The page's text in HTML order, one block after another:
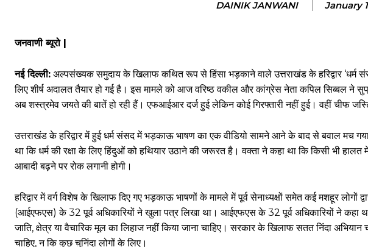
DAINIK JANWANI January
जनवाणी ब्यूरो |
नई दिल्ली: अल्पसंख्यक समुदाय के खिलाफ कथित रूप से हिंसा भड़काने वाले उत्तराखंड के हरिद्वार ‘धर्म
लिए शीर्ष अदालत तैयार हो गई है। इस मामले को आज वरिष्ठ वकील और कांग्रेस नेता कपिल सिब्बल ने
अब शस्त्रमेव जयते की बातें हो रही हैं। एफआईआर दर्ज हुई लेकिन कोई गिरफ्तारी नहीं हुई। वहीं चीफ
उत्तराखंड के हरिद्वार में हुई धर्म संसद में भड़काऊ भाषण का एक वीडियो सामने आने के बाद से बवाल मच
था कि धर्म की रक्षा के लिए हिंदुओं को हथियार उठाने की जरूरत है। वक्ता ने कहा था कि किसी भी
आबादी बढ़ने पर रोक लगानी होगी।
हरिद्वार में वर्ग विशेष के खिलाफ दिए गए भड़काऊ भाषणों के मामले में पूर्व सेनाध्यक्षों समेत कई मशहूर लोगों
(आईएफएस) के 32 पूर्व अधिकारियों ने खुला पत्र लिखा था। आईएफएस के 32 पूर्व अधिकारियों ने कहा
जाति, क्षेत्र या वैचारिक मूल का लिहाज नहीं किया जाना चाहिए। सरकार के खिलाफ सतत निंदा
चाहिए, न कि कुछ चुनिंदा लोगों के लिए।